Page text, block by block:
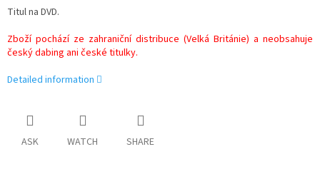
Titul na DVD.
Zboží pochází ze zahraniční distribuce (Velká Británie) a neobsahuje
český dabing ani české titulky.
Detailed information
ASK WATCH SHARE